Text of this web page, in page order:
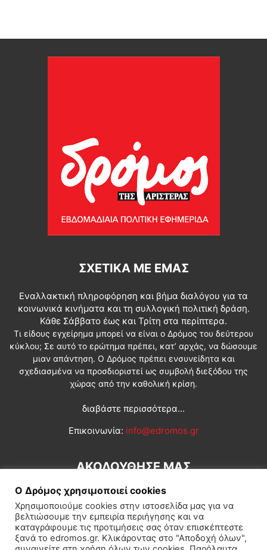
ΣΧΕΤΙΚΆ ΜΕ ΕΜΆΣ
Εναλλακτική πληροφόρηση και βήμα διαλόγου για τα
κοινωνικά κινήματα και τη συλλογική πολιτική δράση.
Κάθε Σάββατο έως και Τρίτη στα περίπτερα.
Τι είδους εγχείρημα μπορεί να είναι ο Δρόμος του δεύτερου
κύκλου; Σε αυτό το ερώτημα πρέπει, κατ’ αρχάς, να δώσουμε
μιαν απάντηση. Ο Δρόμος πρέπει ενσυνείδητα και
σχεδιασμένα να προσδιοριστεί ως συμβολή διεξόδου της
χώρας από την καθολική κρίση.
διαβάστε περισσότερα...
Επικοινωνία: info@edromos.gr
ΑΚΟΛΟΥΘΗΣΕ ΜΑΣ
Ο Δρόμος χρησιμοποιεί cookies
Χρησιμοποιούμε cookies στην ιστοσελίδα μας για να
βελτιώσουμε την εμπειρία περιήγησης και να
καταγράφουμε τις προτιμήσεις σας όταν επισκέπτεστε
ξανά το edromos.gr. Κλικάροντας στο "Αποδοχή όλων",